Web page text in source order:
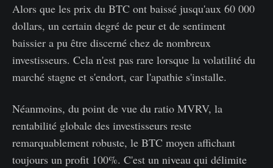
Alors que les prix du BTC ont baissé jusqu'aux 60 000
dollars, un certain degré de peur et de sentiment
baissier a pu être discerné chez de nombreux
investisseurs. Cela n'est pas rare lorsque la volatilité du
marché stagne et s'endort, car l'apathie s'installe.
Néanmoins, du point de vue du ratio MVRV, la
rentabilité globale des investisseurs reste
remarquablement robuste, le BTC moyen affichant
toujours un profit 100%. C'est un niveau qui délimite